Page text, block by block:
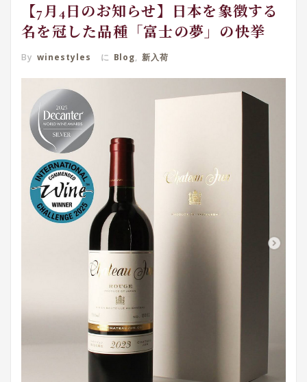
【7月4日のお知らせ】日本を象徴する
名を冠した品種「富士の夢」の快挙
By winestyles に Blog, 新入荷